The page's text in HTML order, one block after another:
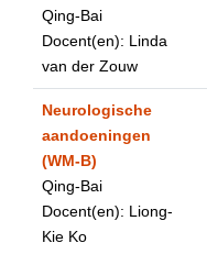
Qing-Bai
Docent(en): Linda
van der Zouw
Neurologische
aandoeningen
(WM-B)
Qing-Bai
Docent(en): Liong-
Kie Ko